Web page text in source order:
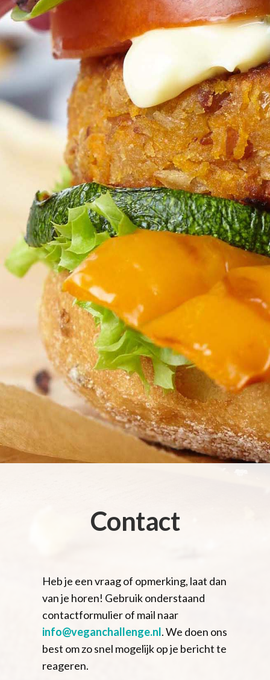
Contact
Heb je een vraag of opmerking, laat dan
van je horen! Gebruik onderstaand
contactformulier of mail naar
info@veganchallenge.nl. We doen ons
best om zo snel mogelijk op je bericht te
reageren.